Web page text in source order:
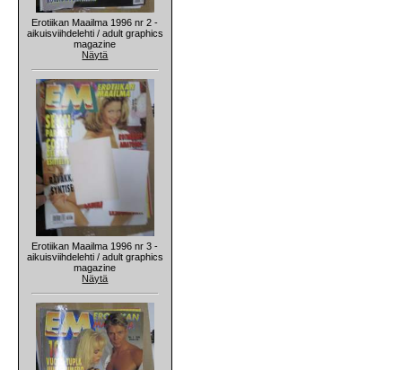
Erotiikan Maailma 1996 nr 2 -
aikuisviihdelehti / adult graphics
magazine
Näytä
Erotiikan Maailma 1996 nr 3 -
aikuisviihdelehti / adult graphics
magazine
Näytä